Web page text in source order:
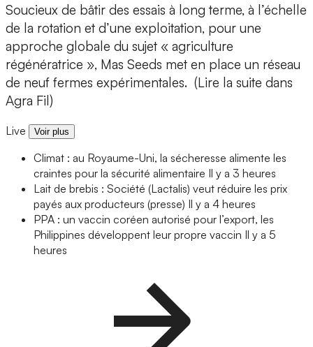
Soucieux de bâtir des essais à long terme, à l’échelle
de la rotation et d’une exploitation, pour une
approche globale du sujet « agriculture
régénératrice », Mas Seeds met en place un réseau
de neuf fermes expérimentales. (Lire la suite dans
Agra Fil)
Live Voir plus
Climat : au Royaume-Uni, la sécheresse alimente les
craintes pour la sécurité alimentaire Il y a 3 heures
Lait de brebis : Société (Lactalis) veut réduire les prix
payés aux producteurs (presse) Il y a 4 heures
PPA : un vaccin coréen autorisé pour l’export, les
Philippines développent leur propre vaccin Il y a 5
heures